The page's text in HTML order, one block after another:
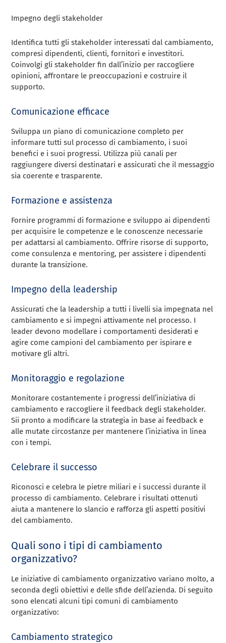
Impegno degli stakeholder
Identifica tutti gli stakeholder interessati dal cambiamento,
compresi dipendenti, clienti, fornitori e investitori.
Coinvolgi gli stakeholder fin dall’inizio per raccogliere
opinioni, affrontare le preoccupazioni e costruire il
supporto.
Comunicazione efficace
Sviluppa un piano di comunicazione completo per
informare tutti sul processo di cambiamento, i suoi
benefici e i suoi progressi. Utilizza più canali per
raggiungere diversi destinatari e assicurati che il messaggio
sia coerente e trasparente.
Formazione e assistenza
Fornire programmi di formazione e sviluppo ai dipendenti
per acquisire le competenze e le conoscenze necessarie
per adattarsi al cambiamento. Offrire risorse di supporto,
come consulenza e mentoring, per assistere i dipendenti
durante la transizione.
Impegno della leadership
Assicurati che la leadership a tutti i livelli sia impegnata nel
cambiamento e si impegni attivamente nel processo. I
leader devono modellare i comportamenti desiderati e
agire come campioni del cambiamento per ispirare e
motivare gli altri.
Monitoraggio e regolazione
Monitorare costantemente i progressi dell’iniziativa di
cambiamento e raccogliere il feedback degli stakeholder.
Sii pronto a modificare la strategia in base ai feedback e
alle mutate circostanze per mantenere l’iniziativa in linea
con i tempi.
Celebrare il successo
Riconosci e celebra le pietre miliari e i successi durante il
processo di cambiamento. Celebrare i risultati ottenuti
aiuta a mantenere lo slancio e rafforza gli aspetti positivi
del cambiamento.
Quali sono i tipi di cambiamento
organizzativo?
Le iniziative di cambiamento organizzativo variano molto, a
seconda degli obiettivi e delle sfide dell’azienda. Di seguito
sono elencati alcuni tipi comuni di cambiamento
organizzativo:
Cambiamento strategico